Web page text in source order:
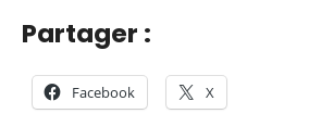
Partager :
Facebook X